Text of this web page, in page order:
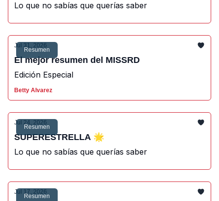
Lo que no sabías que querías saber
Resumen
Jul 31, 2026
El mejor resumen del MISSRD
Edición Especial
Betty Alvarez
Resumen
Jul 24, 2026
SUPERESTRELLA 🌟
Lo que no sabías que querías saber
Resumen
Jul 17, 2026